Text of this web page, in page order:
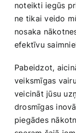
noteikti iegūs
ne⁤ tikai veido
nosaka
efektīvu
Pabeidzot,
veiksmīgas
veicināt jūsu
drosmīgas
piegādes